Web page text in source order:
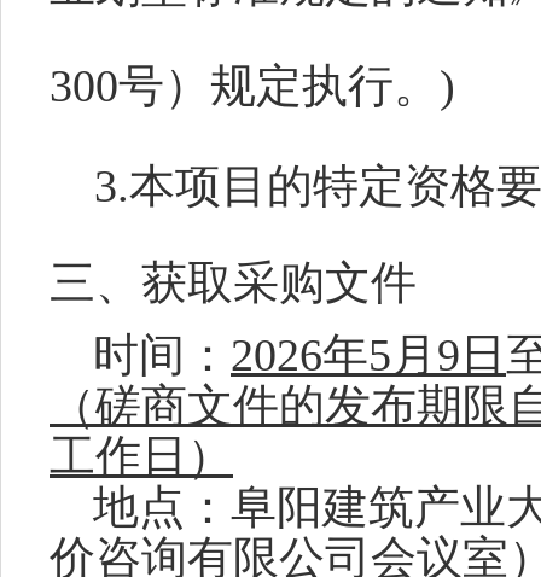
300号）规定执行。)
3.本项目的特定资格
三、获取采购文件
时间： 2026年5月 9 日
（磋商文件的发布期限
工作日）
地点： 阜阳建筑产业
价咨询有限公司会议室